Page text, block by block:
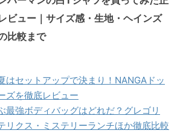
ビュー｜サイズ感・生地・ヘインズ
比較まで
はセットアップで決まり！NANGAドッ
ズを徹底レビュー
最強ボディバッグはどれだ？グレゴリ
リクス・ミステリーランチほか徹底比較